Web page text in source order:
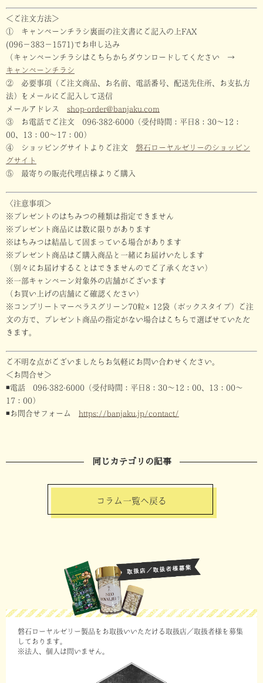
＜ご注文方法＞
① キャンペーンチラシ裏面の注文書にご記入の上FAX
(096−383−1571)でお申し込み
（キャンペーンチラシはこちらからダウンロードしてください →
キャンペーンチラシ
② 必要事項（ご注文商品、お名前、電話番号、配送先住所、お支払方
法）をメールにご記入して送信
メールアドレス shop-order@banjaku.com
③ お電話でご注文 096-382-6000（受付時間：平日8：30〜12：
00、13：00〜17：00）
④ ショッピングサイトよりご注文 磐石ローヤルゼリーのショッピン
グサイト
⑤ 最寄りの販売代理店様よりご購入
〈注意事項＞
※プレゼントのはちみつの種類は指定できません
※プレゼント商品には数に限りがあります
※はちみつは結晶して固まっている場合があります
※プレゼント商品はご購入商品と一緒にお届けいたします
（別々にお届けすることはできませんのでご了承ください）
※一部キャンペーン対象外の店舗がございます
（お買い上げの店舗にご確認ください）
※コンプリートマーベラスグリーン70粒×12袋（ボックスタイプ）ご注
文の方で、プレゼント商品の指定がない場合はこちらで選ばせていただ
きます。
ご不明な点がございましたらお気軽にお問い合わせください。
＜お問合せ＞
◾️電話 096-382-6000（受付時間：平日8：30〜12：00、13：00〜
17：00）
◾️お問合せフォーム https://banjaku.jp/contact/
同じカテゴリの記事
コラム一覧へ戻る
磐石ローヤルゼリー製品をお取扱いいただける取扱店／取扱者様を募集
しております。
※法人、個人は問いません。